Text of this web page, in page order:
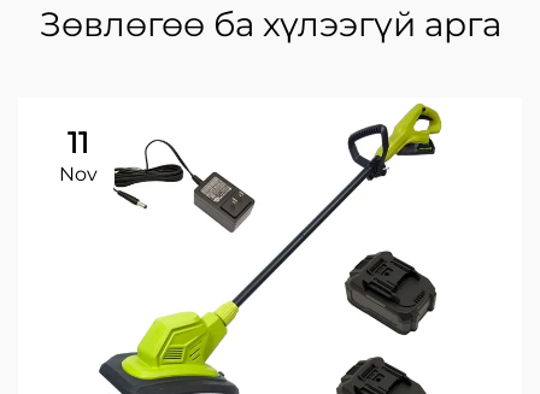
Зөвлөгөө ба хүлээгүй арга
11
Nov